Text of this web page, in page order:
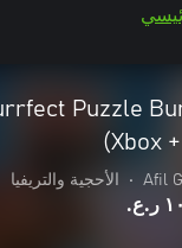
Puzzle
(Xbox
Afil
• الأحجية والتريفيا